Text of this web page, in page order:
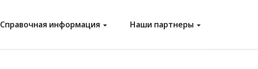
Справочная информация Наши партнеры